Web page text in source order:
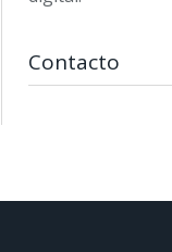
Contacto